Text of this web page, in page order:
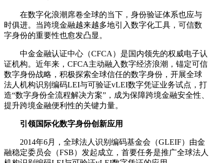
在数字化浪潮席卷全球的当下，身份验证体系也应与
时俱进。当跨境金融越来越多地引入数字化工具，可信数
字身份的重要性也愈发凸显。
中金金融认证中心（CFCA）是国内领先的权威电子认
证机构。近年来，CFCA主动融入数字经济浪潮，锚定可信
数字身份战略，积极探索全球信任的数字身份，开展全球
法人机构识别编码LEI与可验证vLEI数字凭证业务试点，打
造“数字身份全流程解决方案”，成为保障跨境金融安全性、
提升跨境金融便利性的关键力量。
引领国际化数字身份创新应用
2014年6月，全球法人识别编码基金会（GLEIF）由金
融稳定委员会（FSB）发起成立，首要任务是推广全球法人